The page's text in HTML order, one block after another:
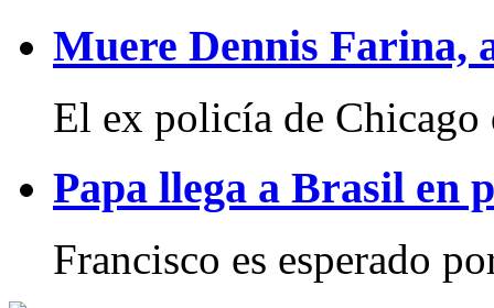
Muere Dennis Farina,
El ex policía de Chicago
Papa llega a Brasil en
Francisco es esperado